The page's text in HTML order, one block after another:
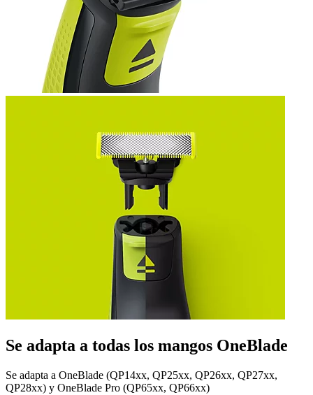
Se adapta a todas los mangos OneBlade
Se adapta a OneBlade (QP14xx, QP25xx, QP26xx, QP27xx,
QP28xx) y OneBlade Pro (QP65xx, QP66xx)